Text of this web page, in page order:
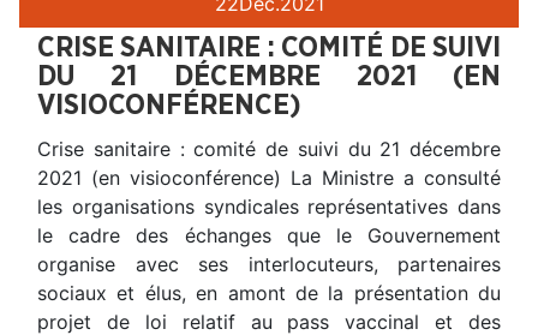
CRISE SANITAIRE : COMITÉ DE SUIVI
DU 21 DÉCEMBRE 2021 (EN
VISIOCONFÉRENCE)
Crise sanitaire : comité de suivi du 21 décembre
2021 (en visioconférence) La Ministre a consulté
les organisations syndicales représentatives dans
le cadre des échanges que le Gouvernement
organise avec ses interlocuteurs, partenaires
sociaux et élus, en amont de la présentation du
projet de loi relatif au pass vaccinal et des